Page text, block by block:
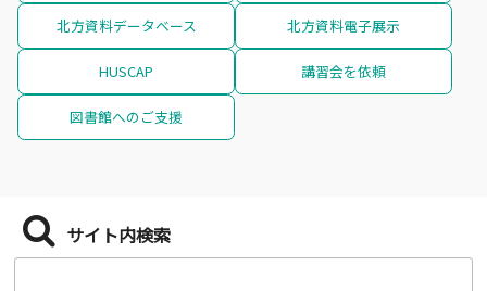
北方資料データベース 北方資料電子展示
HUSCAP 講習会を依頼
図書館へのご支援
サイト内検索